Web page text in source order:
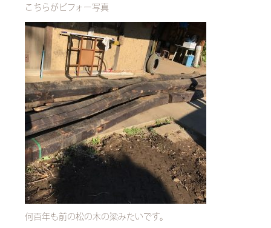
こちらがビフォー写真
何百年も前の松の木の梁みたいです。